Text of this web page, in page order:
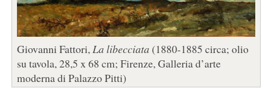
Giovanni Fattori,La libecciata (1880-1885 circa; olio
su tavola, 28,5 x 68 cm; Firenze, Galleria d’arte
moderna di Palazzo Pitti)